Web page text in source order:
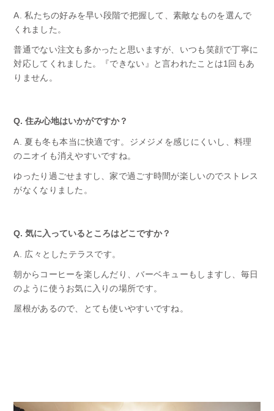
A. 私たちの好みを早い段階で把握して、素敵なものを選んで
くれました。
普通でない注文も多かったと思いますが、いつも笑顔で丁寧に
対応してくれました。『できない』と言われたことは1回もあ
りません。
Q. 住み心地はいかがですか？
A. 夏も冬も本当に快適です。ジメジメを感じにくいし、料理
のニオイも消えやすいですね。
ゆったり過ごせますし、家で過ごす時間が楽しいのでストレス
がなくなりました。
Q. 気に入っているところはどこですか？
A. 広々としたテラスです。
朝からコーヒーを楽しんだり、バーベキューもしますし、毎日
のように使うお気に入りの場所です。
屋根があるので、とても使いやすいですね。